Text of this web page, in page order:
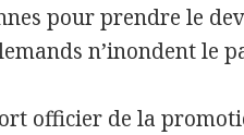
pour prendre le
n’inondent le
officier de la